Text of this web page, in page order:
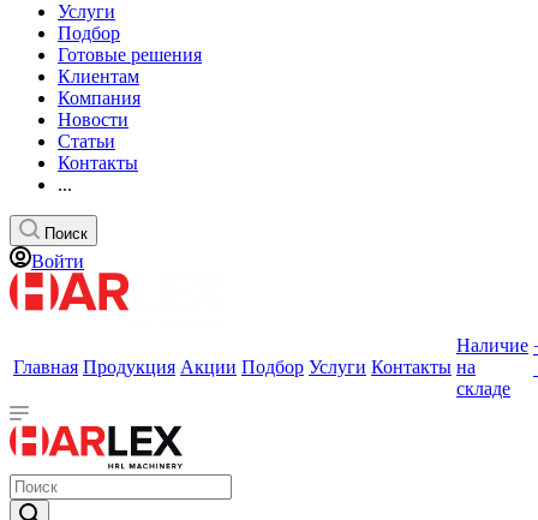
Услуги
Подбор
Готовые решения
Клиентам
Компания
Новости
Статьи
Контакты
...
Поиск
Войти
Главная Продукция Акции Подбор Услуги Контакты
Наличие
на
складе